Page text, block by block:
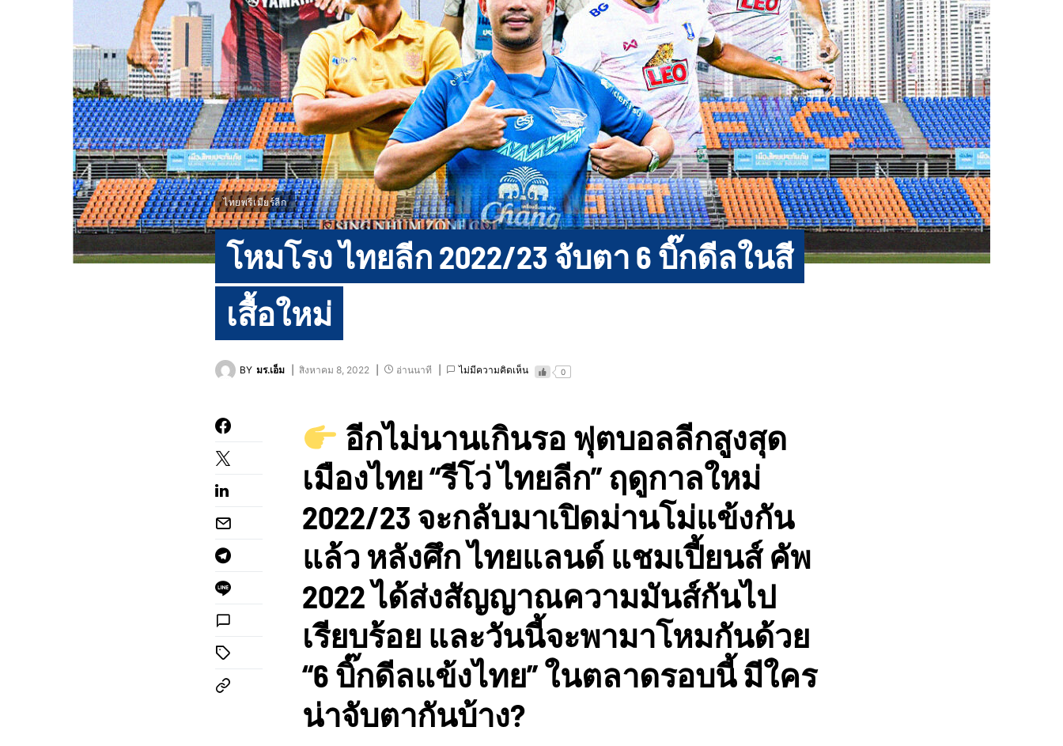
ไทยพรีเมียร์ลีก
โหมโรง ไทยลีก 2022/23 จับตา 6 บิ๊กดีลในสี
เสื้อใหม่
BY มร.เอ็ม สิงหาคม 8, 2022 อ่านนาที ไม่มีความคิดเห็น 0
อีกไม่นานเกินรอ ฟุตบอลลีกสูงสุด
เมืองไทย “รีโว่ ไทยลีก” ฤดูกาลใหม่
2022/23 จะกลับมาเปิดม่านโม่แข้งกัน
แล้ว หลังศึก ไทยแลนด์ แชมเปี้ยนส์ คัพ
2022 ได้ส่งสัญญาณความมันส์กันไป
เรียบร้อย และวันนี้จะพามาโหมกันด้วย
“6 บิ๊กดีลแข้งไทย” ในตลาดรอบนี้ มีใคร
น่าจับตากันบ้าง?